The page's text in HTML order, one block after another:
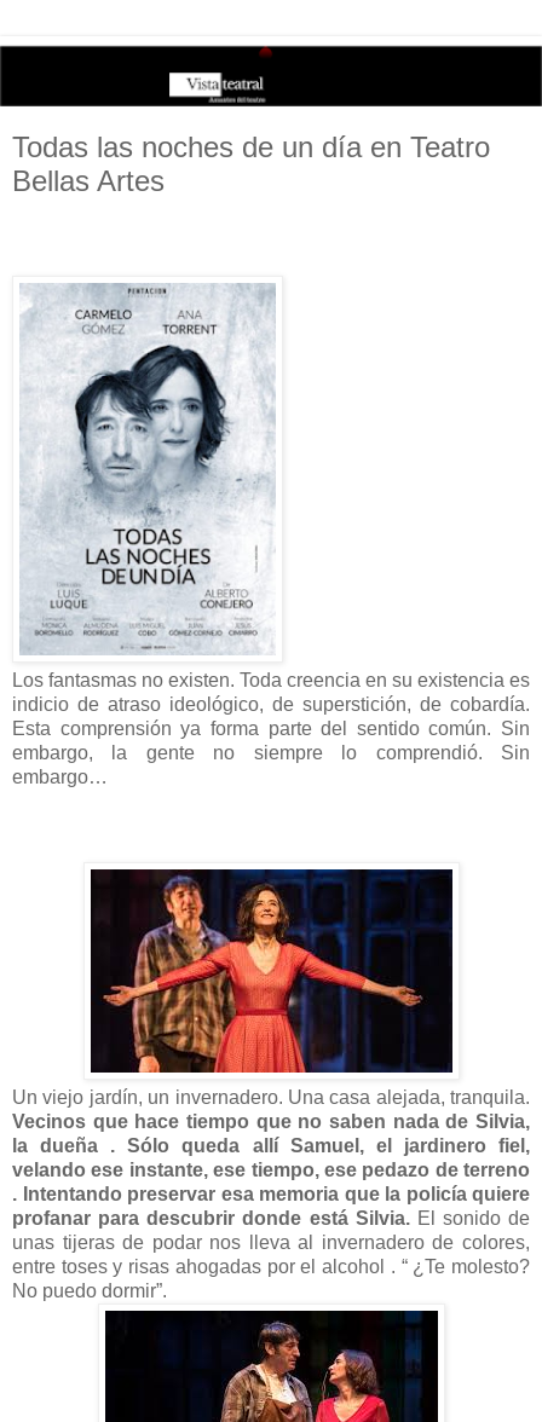
Todas las noches de un día en Teatro
Bellas Artes
Los fantasmas no existen. Toda creencia en su existencia es
indicio de atraso ideológico, de superstición, de cobardía.
Esta comprensión ya forma parte del sentido común. Sin
embargo, la gente no siempre lo comprendió. Sin
embargo…
Un viejo jardín, un invernadero. Una casa alejada, tranquila.
Vecinos que hace tiempo que no saben nada de Silvia,
la dueña . Sólo queda allí Samuel, el jardinero fiel,
velando ese instante, ese tiempo, ese pedazo de terreno
. Intentando preservar esa memoria que la policía quiere
profanar para descubrir donde está Silvia.El sonido de
unas tijeras de podar nos lleva al invernadero de colores,
entre toses y risas ahogadas por el alcohol . “ ¿Te molesto?
No puedo dormir”.